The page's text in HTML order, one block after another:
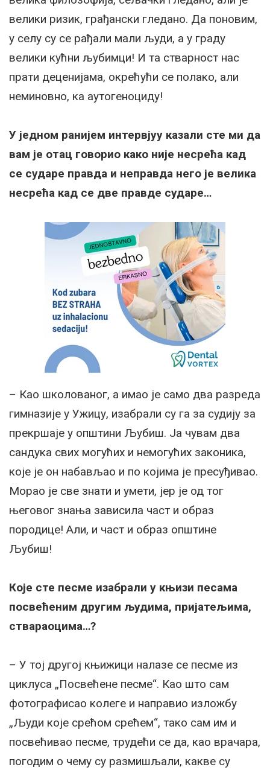
велики ризик, грађански гледано. Да поновим,
у селу су се рађали мали људи, а у граду
велики кућни љубимци! И та стварност нас
прати деценијама, окрећући се полако, али
неминовно, ка аутогеноциду!
У једном ранијем интервјуу казали сте ми да
вам је отац говорио како није несрећа кад
се сударе правда и неправда него је велика
несрећа кад се две правде сударе…
– Као школованог, а имао је само два разреда
гимназије у Ужицу, изабрали су га за судију за
прекршаје у општини Љубиш. Ја чувам два
сандука свих могућих и немогућих законика,
које је он набављао и по којима је пресуђивао.
Морао је све знати и умети, јер је од тог
његовог знања зависила част и образ
породице! Али, и част и образ општине
Љубиш!
Које сте песме изабрали у књизи песама
посвећеним другим људима, пријатељима,
ствараоцима…?
– У тој другој књижици налазе се песме из
циклуса „Посвећене песме“. Као што сам
фотографисао колеге и направио изложбу
„Људи које срећом срећем“, тако сам им и
посвећивао песме, трудећи се да, као врачара,
погодим о чему су размишљали, какве су